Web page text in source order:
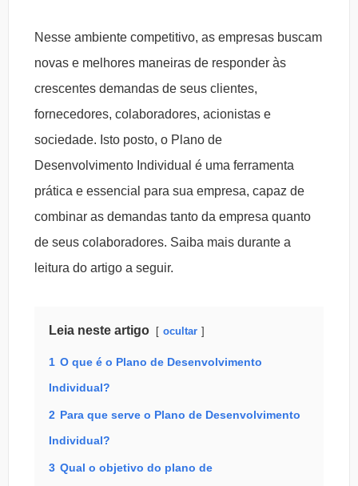
Nesse ambiente competitivo, as empresas buscam
novas e melhores maneiras de responder às
crescentes demandas de seus clientes,
fornecedores, colaboradores, acionistas e
sociedade. Isto posto, o Plano de
Desenvolvimento Individual é uma ferramenta
prática e essencial para sua empresa, capaz de
combinar as demandas tanto da empresa quanto
de seus colaboradores. Saiba mais durante a
leitura do artigo a seguir.
Leia neste artigo ocultar
1 O que é o Plano de Desenvolvimento
Individual?
2 Para que serve o Plano de Desenvolvimento
Individual?
3 Qual o objetivo do plano de